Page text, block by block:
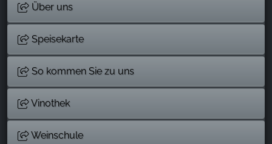
Über uns
Speisekarte
So kommen Sie zu uns
Vinothek
Weinschule